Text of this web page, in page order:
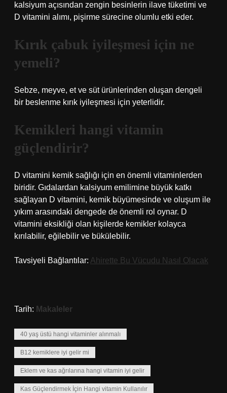
kalsiyum açısından zengin besinlerin ilave tüketimi ve
D vitamini alımı, pişirme sürecine olumlu etki eder.
Kırık çabuk iyileşmesi için ne
yemeli?
Sebze, meyve, et ve süt ürünlerinden oluşan dengeli
bir beslenme kırık iyileşmesi için yeterlidir.
Kemikleri hangi vitamin
güçlendirir?
D vitamini kemik sağlığı için en önemli vitaminlerden
biridir. Gıdalardan kalsiyum emilimine büyük katkı
sağlayan D vitamini, kemik büyümesinde ve oluşum ile
yıkım arasındaki dengede de önemli rol oynar. D
vitamini eksikliği olan kişilerde kemikler kolayca
kırılabilir, eğilebilir ve bükülebilir.
Tavsiyeli Bağlantılar: Ahirette Bu Vücudu Nasıl Olacak
Tarih: Makaleler
40 yaş üstü hangi vitaminler alınmalı
B12 kemiklere iyi gelir mi
Eklem ve kas ağrılarına hangi vitamin iyi gelir
Kas Güçlendirmek İçin Hangi vitamin Kullanılır